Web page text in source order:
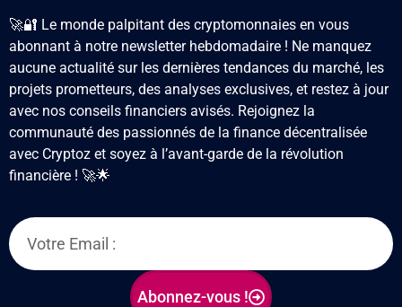
🚀🔐 Le monde palpitant des cryptomonnaies en vous
abonnant à notre newsletter hebdomadaire ! Ne manquez
aucune actualité sur les dernières tendances du marché, les
projets prometteurs, des analyses exclusives, et restez à jour
avec nos conseils financiers avisés. Rejoignez la
communauté des passionnés de la finance décentralisée
avec Cryptoz et soyez à l’avant-garde de la révolution
financière ! 🚀🌟
Abonnez-vous !